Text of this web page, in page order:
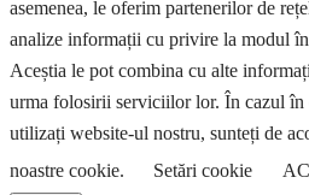
asemenea, le oferim partenerilor de
analize informații cu privire la modul
Aceștia le pot combina cu alte
urma folosirii serviciilor lor. În cazul în
utilizați website-ul nostru, sunteți de
noastre cookie.
Setări cookie